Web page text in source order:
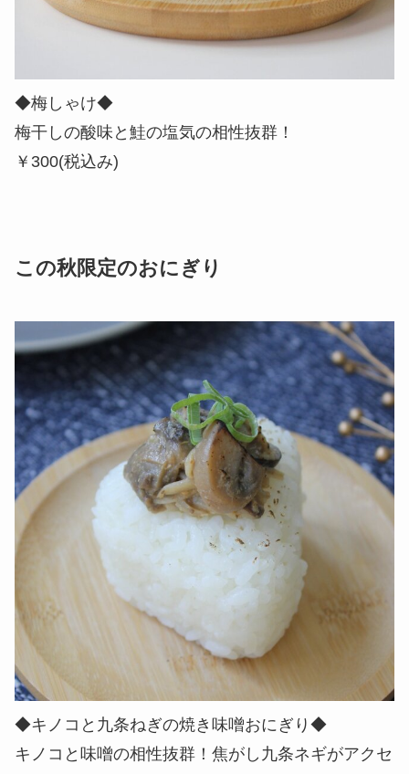
◆梅しゃけ◆
梅干しの酸味と鮭の塩気の相性抜群！
￥300(税込み)
この秋限定のおにぎり
◆キノコと九条ねぎの焼き味噌おにぎり◆
キノコと味噌の相性抜群！焦がし九条ネギがアクセ